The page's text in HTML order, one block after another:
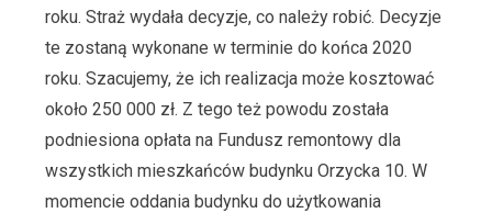
roku. Straż wydała decyzje, co należy robić. Decyzje
te zostaną wykonane w terminie do końca 2020
roku. Szacujemy, że ich realizacja może kosztować
około 250 000 zł. Z tego też powodu została
podniesiona opłata na Fundusz remontowy dla
wszystkich mieszkańców budynku Orzycka 10. W
momencie oddania budynku do użytkowania